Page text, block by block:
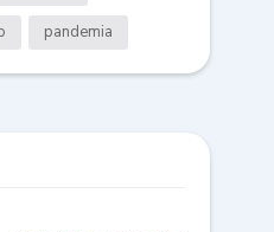
pandemia